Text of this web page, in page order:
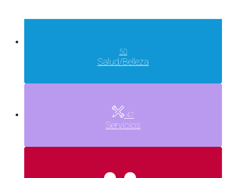
50
Salud/Belleza
47
Servicios